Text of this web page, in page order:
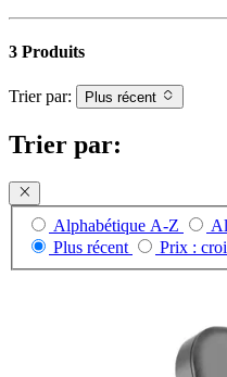
3 Produits
Trier par: Plus récent
Trier par:
Alphabétique A-Z
Plus récent
Prix :